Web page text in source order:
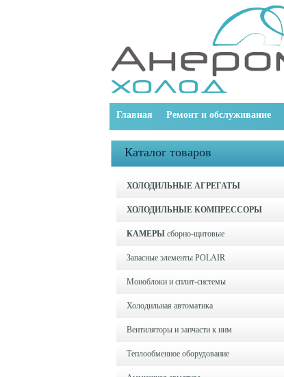
Главная Ремонт и обслуживание
Каталог товаров
ХОЛОДИЛЬНЫЕ АГРЕГАТЫ
ХОЛОДИЛЬНЫЕ КОМПРЕССОРЫ
КАМЕРЫ сборно-щитовые
Запасные элементы POLAIR
Моноблоки и cплит-системы
Холодильная автоматика
Вентиляторы и запчасти к ним
Теплообменное оборудование